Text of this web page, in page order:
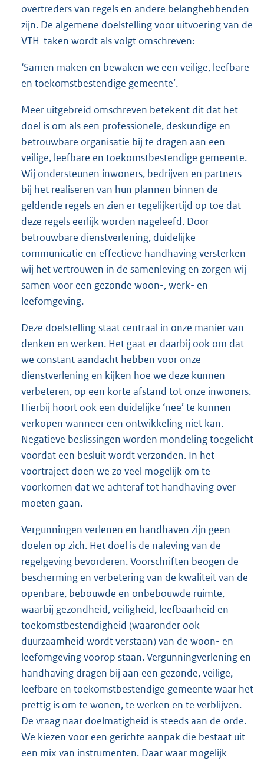
overtreders van regels en andere belanghebbenden
zijn. De algemene doelstelling voor uitvoering van de
VTH-taken wordt als volgt omschreven:
‘Samen maken en bewaken we een veilige, leefbare
en toekomstbestendige gemeente’.
Meer uitgebreid omschreven betekent dit dat het
doel is om als een professionele, deskundige en
betrouwbare organisatie bij te dragen aan een
veilige, leefbare en toekomstbestendige gemeente.
Wij ondersteunen inwoners, bedrijven en partners
bij het realiseren van hun plannen binnen de
geldende regels en zien er tegelijkertijd op toe dat
deze regels eerlijk worden nageleefd. Door
betrouwbare dienstverlening, duidelijke
communicatie en effectieve handhaving versterken
wij het vertrouwen in de samenleving en zorgen wij
samen voor een gezonde woon-, werk- en
leefomgeving.
Deze doelstelling staat centraal in onze manier van
denken en werken. Het gaat er daarbij ook om dat
we constant aandacht hebben voor onze
dienstverlening en kijken hoe we deze kunnen
verbeteren, op een korte afstand tot onze inwoners.
Hierbij hoort ook een duidelijke ‘nee’ te kunnen
verkopen wanneer een ontwikkeling niet kan.
Negatieve beslissingen worden mondeling toegelicht
voordat een besluit wordt verzonden. In het
voortraject doen we zo veel mogelijk om te
voorkomen dat we achteraf tot handhaving over
moeten gaan.
Vergunningen verlenen en handhaven zijn geen
doelen op zich. Het doel is de naleving van de
regelgeving bevorderen. Voorschriften beogen de
bescherming en verbetering van de kwaliteit van de
openbare, bebouwde en onbebouwde ruimte,
waarbij gezondheid, veiligheid, leefbaarheid en
toekomstbestendigheid (waaronder ook
duurzaamheid wordt verstaan) van de woon- en
leefomgeving voorop staan. Vergunningverlening en
handhaving dragen bij aan een gezonde, veilige,
leefbare en toekomstbestendige gemeente waar het
prettig is om te wonen, te werken en te verblijven.
De vraag naar doelmatigheid is steeds aan de orde.
We kiezen voor een gerichte aanpak die bestaat uit
een mix van instrumenten. Daar waar mogelijk